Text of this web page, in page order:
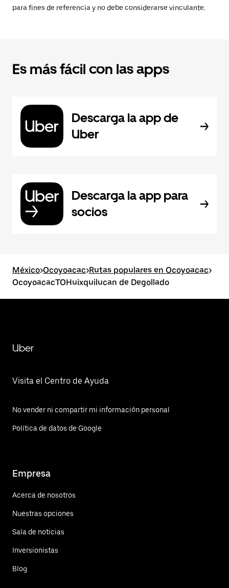
para fines de referencia y no debe considerarse vinculante.
Es más fácil con las apps
Descarga la app de
Uber
Descarga la app para
socios
México>Ocoyoacac>Rutas populares en Ocoyoacac>
OcoyoacacTOHuixquilucan de Degollado
Uber
Visita el Centro de Ayuda
No vender ni compartir mi información personal
Política de datos de Google
Empresa
Acerca de nosotros
Nuestras opciones
Sala de noticias
Inversionistas
Blog